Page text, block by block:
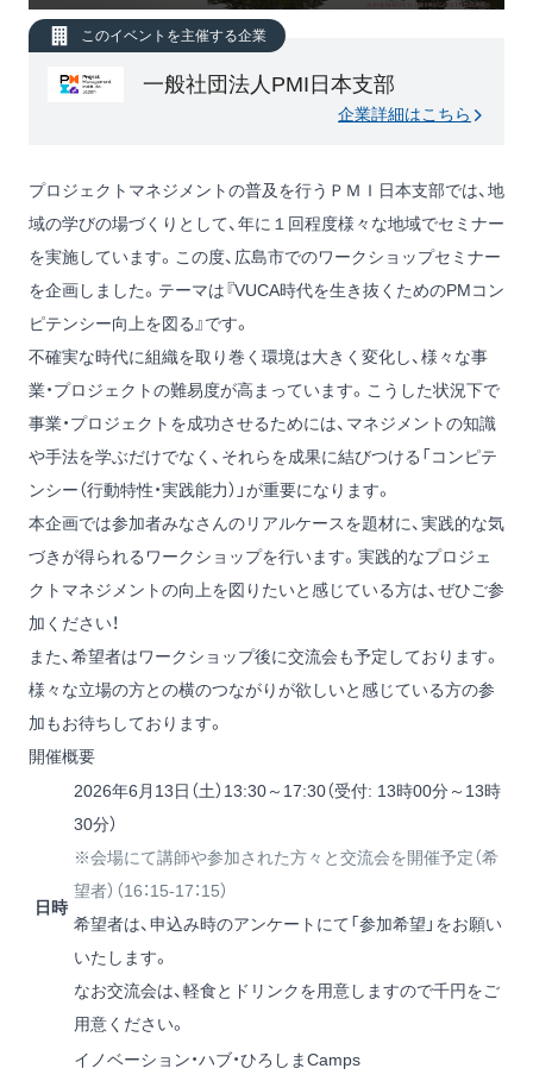
このイベントを主催する企業
一般社団法人PMI日本支部
企業詳細はこちら
プロジェクトマネジメントの普及を行うＰＭＩ日本支部では、地
域の学びの場づくりとして、年に１回程度様々な地域でセミナー
を実施しています。この度、広島市でのワークショップセミナー
を企画しました。テーマは『VUCA時代を生き抜くためのPMコン
ピテンシー向上を図る』です。
不確実な時代に組織を取り巻く環境は大きく変化し、様々な事
業・プロジェクトの難易度が高まっています。こうした状況下で
事業・プロジェクトを成功させるためには、マネジメントの知識
や手法を学ぶだけでなく、それらを成果に結びつける「コンピテ
ンシー（行動特性・実践能力）」が重要になります。
本企画では参加者みなさんのリアルケースを題材に、実践的な気
づきが得られるワークショップを行います。実践的なプロジェ
クトマネジメントの向上を図りたいと感じている方は、ぜひご参
加ください！
また、希望者はワークショップ後に交流会も予定しております。
様々な立場の方との横のつながりが欲しいと感じている方の参
加もお待ちしております。
開催概要
日時
2026年6月13日（土）13:30～17:30（受付: 13時00分～13時
30分）
※会場にて講師や参加された方々と交流会を開催予定（希
望者）（16：15-17：15）
希望者は、申込み時のアンケートにて「参加希望」をお願い
いたします。
なお交流会は、軽食とドリンクを用意しますので千円をご
用意ください。
イノベーション・ハブ・ひろしまCamps